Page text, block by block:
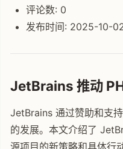
评论数: 0
发布时间: 2025-10-
JetBrains 推动
JetBrains 通过赞助和支
的发展。本文介绍了
源项目的新策略和具体行